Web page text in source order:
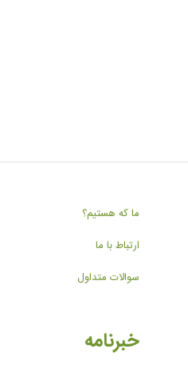
ما که هستیم؟
ارتباط با ما
سوالات متداول
خبرنامه